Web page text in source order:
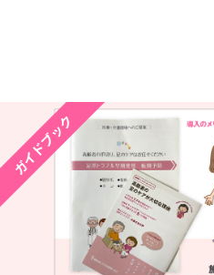
ガイドブック